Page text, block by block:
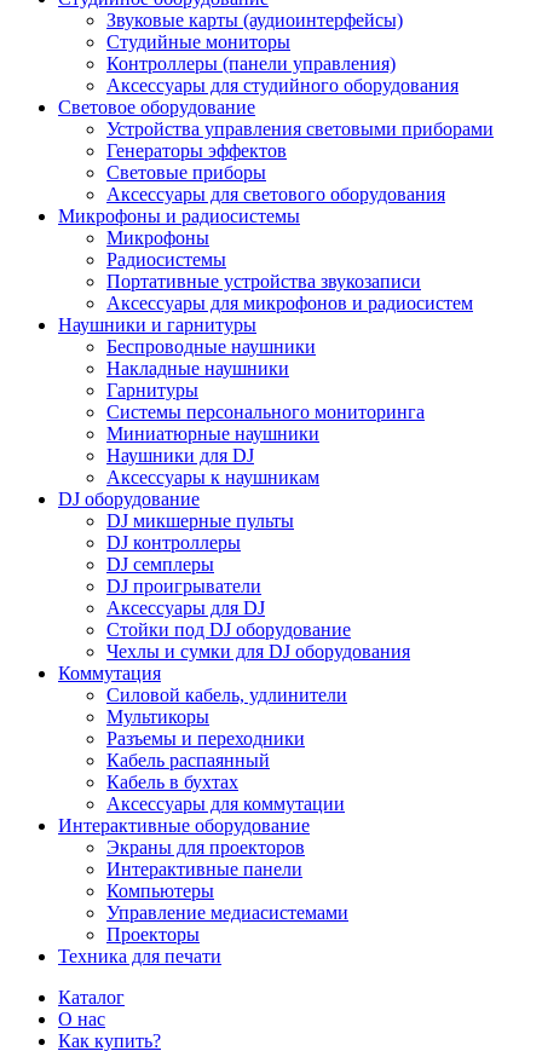
Звуковые карты (аудиоинтерфейсы)
Студийные мониторы
Контроллеры (панели управления)
Аксессуары для студийного оборудования
Световое оборудование
Устройства управления световыми приборами
Генераторы эффектов
Световые приборы
Аксессуары для светового оборудования
Микрофоны и радиосистемы
Микрофоны
Радиосистемы
Портативные устройства звукозаписи
Аксессуары для микрофонов и радиосистем
Наушники и гарнитуры
Беспроводные наушники
Накладные наушники
Гарнитуры
Системы персонального мониторинга
Миниатюрные наушники
Наушники для DJ
Аксессуары к наушникам
DJ оборудование
DJ микшерные пульты
DJ контроллеры
DJ семплеры
DJ проигрыватели
Аксессуары для DJ
Стойки под DJ оборудование
Чехлы и сумки для DJ оборудования
Коммутация
Силовой кабель, удлинители
Мультикоры
Разъемы и переходники
Кабель распаянный
Кабель в бухтах
Аксессуары для коммутации
Интерактивные оборудование
Экраны для проекторов
Интерактивные панели
Компьютеры
Управление медиасистемами
Проекторы
Техника для печати
Каталог
О нас
Как купить?